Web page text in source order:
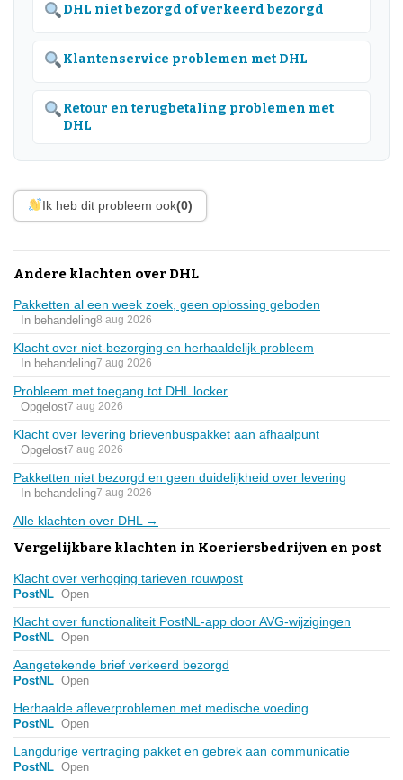
DHL niet bezorgd of verkeerd bezorgd
Klantenservice problemen met DHL
Retour en terugbetaling problemen met
DHL
Ik heb dit probleem ook(0)
Andere klachten over DHL
Pakketten al een week zoek, geen oplossing geboden
In behandeling8 aug 2026
Klacht over niet-bezorging en herhaaldelijk probleem
In behandeling7 aug 2026
Probleem met toegang tot DHL locker
Opgelost7 aug 2026
Klacht over levering brievenbuspakket aan afhaalpunt
Opgelost7 aug 2026
Pakketten niet bezorgd en geen duidelijkheid over levering
In behandeling7 aug 2026
Alle klachten over DHL →
Vergelijkbare klachten in Koeriersbedrijven en post
Klacht over verhoging tarieven rouwpost
PostNL Open
Klacht over functionaliteit PostNL-app door AVG-wijzigingen
PostNL Open
Aangetekende brief verkeerd bezorgd
PostNL Open
Herhaalde afleverproblemen met medische voeding
PostNL Open
Langdurige vertraging pakket en gebrek aan communicatie
PostNL Open